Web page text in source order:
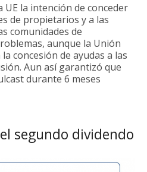
UE la intención de conceder
de propietarios y a las
comunidades de
aunque la Unión
concesión de ayudas a las
Aun así garantizó que
durante 6 meses
segundo dividendo